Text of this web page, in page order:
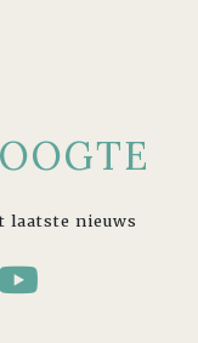
laatste nieuws